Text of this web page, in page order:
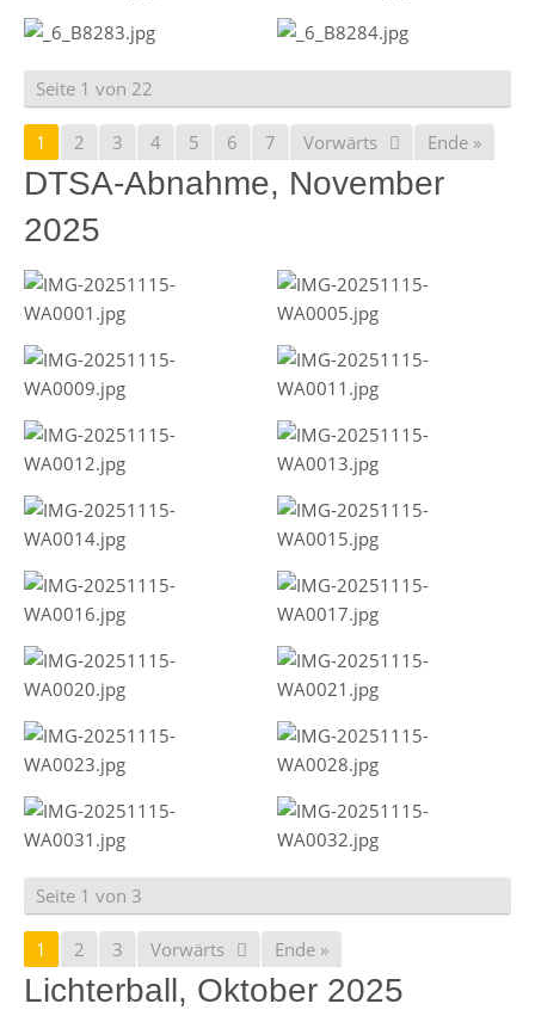
Seite 1 von 22
1 2 3 4 5 6 7 Vorwärts Ende »
DTSA-Abnahme, November
2025
Seite 1 von 3
1 2 3 Vorwärts Ende »
Lichterball, Oktober 2025